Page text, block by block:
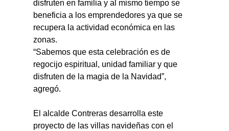
disfruten en familia y al mismo tiempo se
beneficia a los emprendedores ya que se
recupera la actividad económica en las
zonas.
“Sabemos que esta celebración es de
regocijo espiritual, unidad familiar y que
disfruten de la magia de la Navidad”,
agregó.
El alcalde Contreras desarrolla este
proyecto de las villas navideñas con el